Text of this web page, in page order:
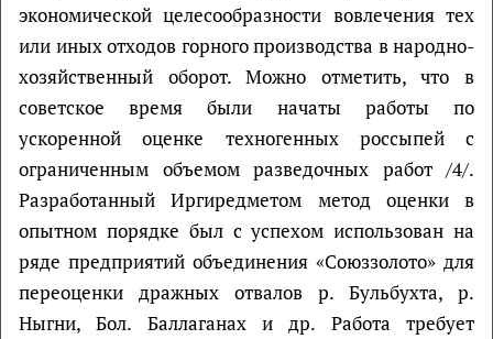
экономической целесообразности вовлечения тех
или иных отходов горного производства в народно-
хозяйственный оборот. Можно отметить, что в
советское время были начаты работы по
ускоренной оценке техногенных россыпей с
ограниченным объемом разведочных работ /4/.
Разработанный Иргиредметом метод оценки в
опытном порядке был с успехом использован на
ряде предприятий объединения «Союззолото» для
переоценки дражных отвалов р. Бульбухта, р.
Ныгни, Бол. Баллаганах и др. Работа требует